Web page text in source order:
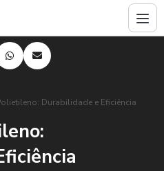
Durabilidade e Eficiência